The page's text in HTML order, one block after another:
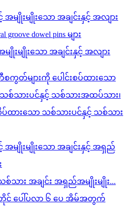
းမျိုးသော အချင်းနှင့် အလျား
သိပ်ထားသော သစ်သားပင်နှင့် သစ်သား
သား အချင်း အရှည်အမျိုးမျိုး...